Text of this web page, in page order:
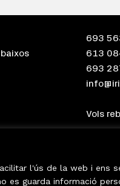
l'ús de la web i ens
es guarda informació
693
613
693
Vols